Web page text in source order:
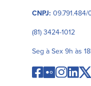
CNPJ:
(81) 3424-1012
Seg à Sex 9h às